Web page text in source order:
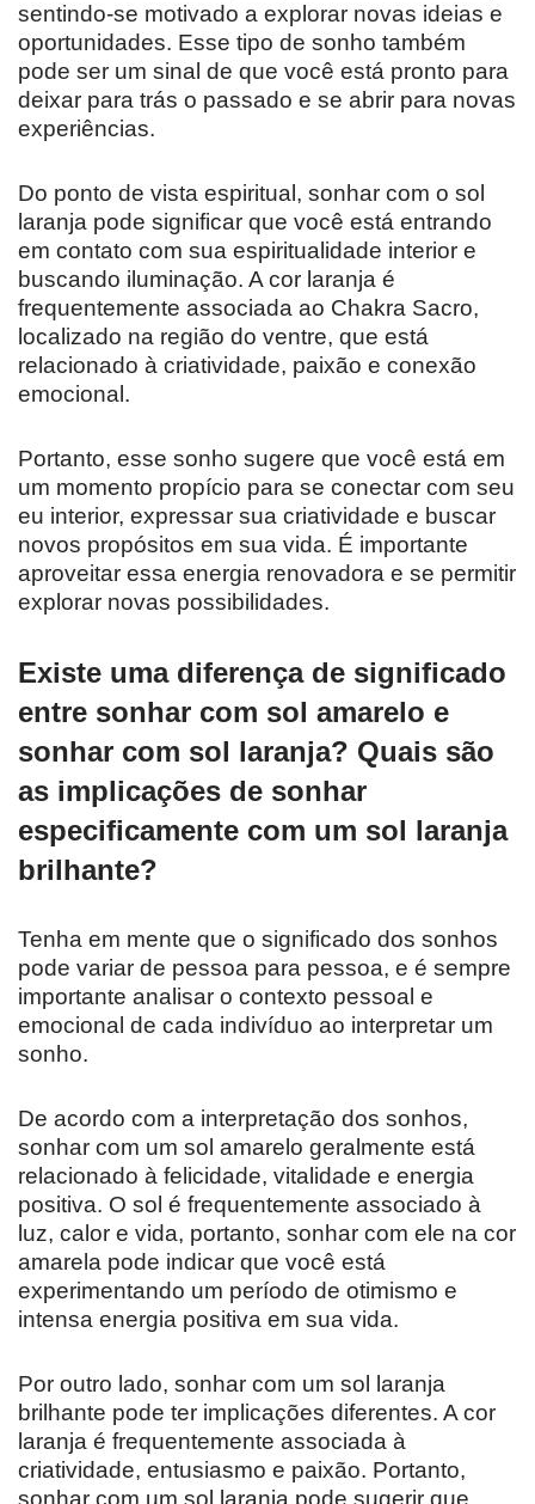
sentindo-se motivado a explorar novas ideias e
oportunidades. Esse tipo de sonho também
pode ser um sinal de que você está pronto para
deixar para trás o passado e se abrir para novas
experiências.
Do ponto de vista espiritual, sonhar com o sol
laranja pode significar que você está entrando
em contato com sua espiritualidade interior e
buscando iluminação. A cor laranja é
frequentemente associada ao Chakra Sacro,
localizado na região do ventre, que está
relacionado à criatividade, paixão e conexão
emocional.
Portanto, esse sonho sugere que você está em
um momento propício para se conectar com seu
eu interior, expressar sua criatividade e buscar
novos propósitos em sua vida. É importante
aproveitar essa energia renovadora e se permitir
explorar novas possibilidades.
Existe uma diferença de significado
entre sonhar com sol amarelo e
sonhar com sol laranja? Quais são
as implicações de sonhar
especificamente com um sol laranja
brilhante?
Tenha em mente que o significado dos sonhos
pode variar de pessoa para pessoa, e é sempre
importante analisar o contexto pessoal e
emocional de cada indivíduo ao interpretar um
sonho.
De acordo com a interpretação dos sonhos,
sonhar com um sol amarelo geralmente está
relacionado à felicidade, vitalidade e energia
positiva. O sol é frequentemente associado à
luz, calor e vida, portanto, sonhar com ele na cor
amarela pode indicar que você está
experimentando um período de otimismo e
intensa energia positiva em sua vida.
Por outro lado, sonhar com um sol laranja
brilhante pode ter implicações diferentes. A cor
laranja é frequentemente associada à
criatividade, entusiasmo e paixão. Portanto,
sonhar com um sol laranja pode sugerir que